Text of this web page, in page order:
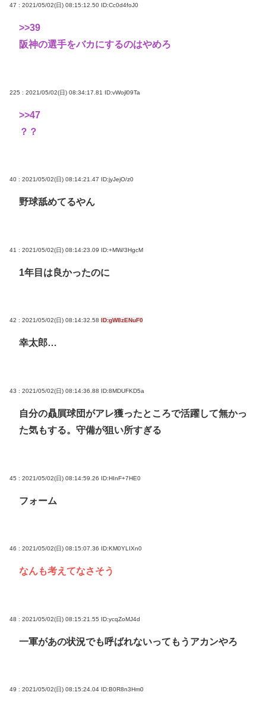
47 : 2021/05/02(日) 08:15:12.50 ID:Cc0d4foJ0
>>39
阪神の選手をバカにするのはやめろ
225 : 2021/05/02(日) 08:34:17.81 ID:vWojl09Ta
>>47
？？
40 : 2021/05/02(日) 08:14:21.47 ID:jyJejO/z0
野球舐めてるやん
41 : 2021/05/02(日) 08:14:23.09 ID:+MW/3HgcM
1年目は良かったのに
42 : 2021/05/02(日) 08:14:32.58 ID:gW8zENuF0
幸太郎…
43 : 2021/05/02(日) 08:14:36.88 ID:8MDUFKD5a
自分の贔屓球団がアレ獲ったところで活躍して無かっ
た気もする。守備が狙い所すぎる
45 : 2021/05/02(日) 08:14:59.26 ID:HInF+7HE0
フォーム
46 : 2021/05/02(日) 08:15:07.36 ID:KM0YLIXn0
なんも考えてなさそう
48 : 2021/05/02(日) 08:15:21.55 ID:ycqZoMJ4d
一軍があの状況でも呼ばれないってもうアカンやろ
49 : 2021/05/02(日) 08:15:24.04 ID:B0R8n3Hm0